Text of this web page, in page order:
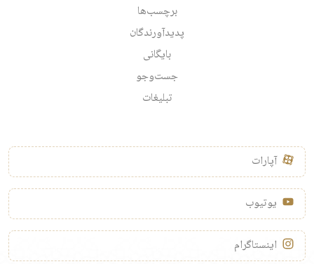
برچسب‌ها
پدیدآورندگان
بایگانی
جست‌وجو
تبلیغات
آپارات
یوتیوب
اینستاگرام